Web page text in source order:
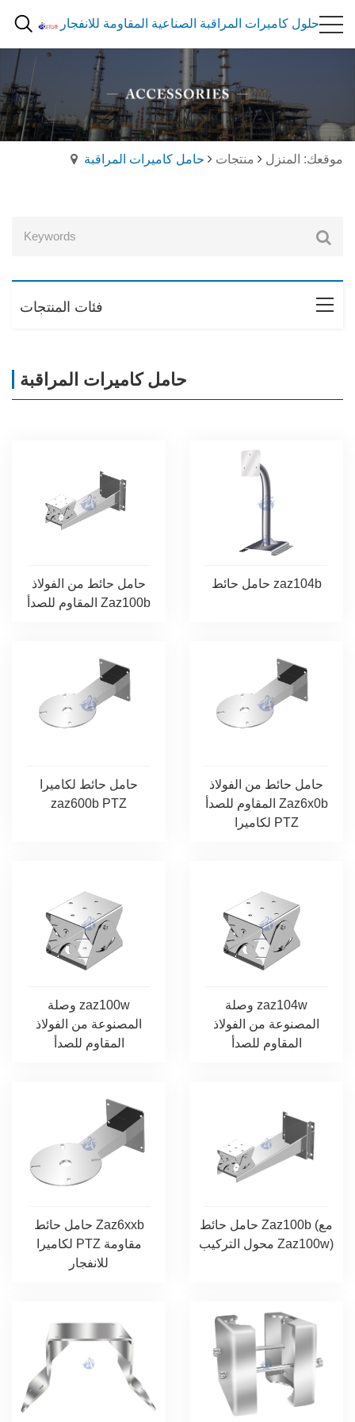
حلول كاميرات المراقبة الصناعية المقاومة للانفجار
موقعك: المنزل منتجات حامل كاميرات المراقبة
فئات المنتجات
حامل كاميرات المراقبة
حامل حائط من الفولاذ
المقاوم للصدأ Zaz100b
حامل حائط zaz104b
حامل حائط لكاميرا
zaz600b PTZ
حامل حائط من الفولاذ
المقاوم للصدأ Zaz6x0b
لكاميرا PTZ
وصلة zaz100w
المصنوعة من الفولاذ
المقاوم للصدأ
وصلة zaz104w
المصنوعة من الفولاذ
المقاوم للصدأ
حامل حائط Zaz6xxb
لكاميرا PTZ مقاومة
للانفجار
حامل حائط Zaz100b (مع
محول التركيب Zaz100w)